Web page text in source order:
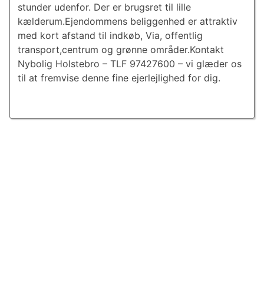
stunder udenfor. Der er brugsret til lille
kælderum.Ejendommens beliggenhed er attraktiv
med kort afstand til indkøb, Via, offentlig
transport,centrum og grønne områder.Kontakt
Nybolig Holstebro – TLF 97427600 – vi glæder os
til at fremvise denne fine ejerlejlighed for dig.